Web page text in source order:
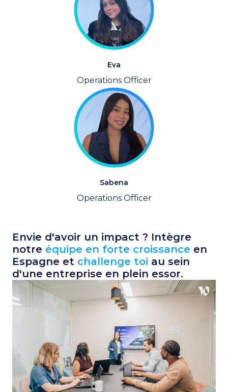
Eva
Operations Officer
Sabena
Operations Officer
Envie d'avoir un impact ? Intègre
notre équipe en forte croissance en
Espagne et challenge toi au sein
d'une entreprise en plein essor.